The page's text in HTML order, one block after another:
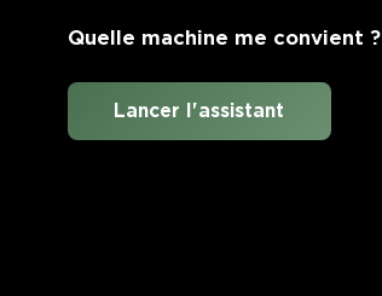
Quelle machine me convient ?
Lancer l'assistant